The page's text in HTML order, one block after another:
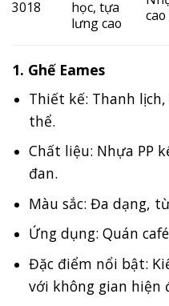
3018
học, tựa
lưng cao
cao
1. Ghế Eames
Thiết kế: Thanh
thể.
Chất liệu: Nhựa PP
đan.
Màu sắc: Đa dạng,
Ứng dụng: Quán
Đặc điểm nổi bật:
với không gian hiện